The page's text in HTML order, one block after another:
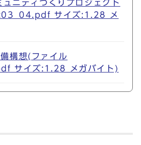
ュニティづくりプロジェクト
:03_04.pdf サイズ:1.28 メ
構想(ファイル
サイズ:1.28 メガバイト)